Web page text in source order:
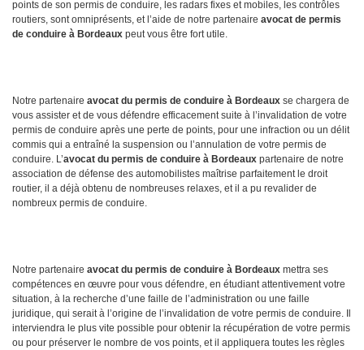
points de son permis de conduire, les radars fixes et mobiles, les contrôles
routiers, sont omniprésents, et l’aide de notre partenaire avocat de permis
de conduire à Bordeaux peut vous être fort utile.
Notre partenaire avocat du permis de conduire à Bordeaux se chargera de
vous assister et de vous défendre efficacement suite à l’invalidation de votre
permis de conduire après une perte de points, pour une infraction ou un délit
commis qui a entraîné la suspension ou l’annulation de votre permis de
conduire. L’avocat du permis de conduire à Bordeaux partenaire de notre
association de défense des automobilistes maîtrise parfaitement le droit
routier, il a déjà obtenu de nombreuses relaxes, et il a pu revalider de
nombreux permis de conduire.
Notre partenaire avocat du permis de conduire à Bordeaux mettra ses
compétences en œuvre pour vous défendre, en étudiant attentivement votre
situation, à la recherche d’une faille de l’administration ou une faille
juridique, qui serait à l’origine de l’invalidation de votre permis de conduire. Il
interviendra le plus vite possible pour obtenir la récupération de votre permis
ou pour préserver le nombre de vos points, et il appliquera toutes les règles